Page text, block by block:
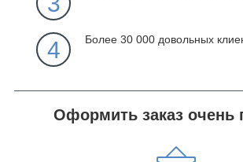
4 Более 30 000 довольных
Оформить заказ очень